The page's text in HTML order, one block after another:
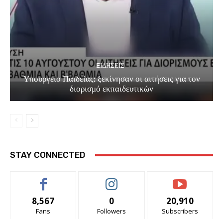
EΙΔΗΣΕΙΣ
Υπουργείο Παιδείας: ξεκίνησαν οι αιτήσεις για τον
διορισμό εκπαιδευτικών
STAY CONNECTED
8,567
Fans
0
Followers
20,910
Subscribers